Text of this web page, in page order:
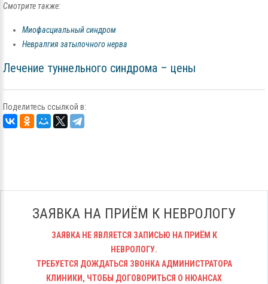
Смотрите также:
Миофасциальный синдром
Невралгия затылочного нерва
Лечение туннельного синдрома – цены
Поделитесь ссылкой в:
ЗАЯВКА НА ПРИЁМ К НЕВРОЛОГУ
ЗАЯВКА НЕ ЯВЛЯЕТСЯ ЗАПИСЬЮ НА ПРИЁМ К
НЕВРОЛОГУ.
ТРЕБУЕТСЯ ДОЖДАТЬСЯ ЗВОНКА АДМИНИСТРАТОРА
КЛИНИКИ, ЧТОБЫ ДОГОВОРИТЬСЯ О НЮАНСАХ